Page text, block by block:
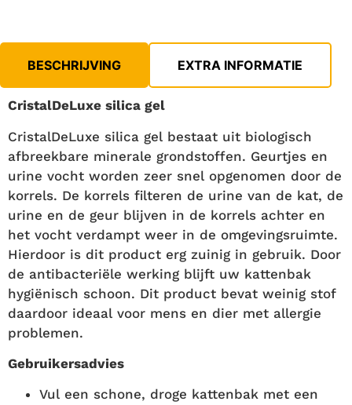
BESCHRIJVING EXTRA INFORMATIE
CristalDeLuxe silica gel
CristalDeLuxe silica gel bestaat uit biologisch
afbreekbare minerale grondstoffen. Geurtjes en
urine vocht worden zeer snel opgenomen door de
korrels. De korrels filteren de urine van de kat, de
urine en de geur blijven in de korrels achter en
het vocht verdampt weer in de omgevingsruimte.
Hierdoor is dit product erg zuinig in gebruik. Door
de antibacteriële werking blijft uw kattenbak
hygiënisch schoon. Dit product bevat weinig stof
daardoor ideaal voor mens en dier met allergie
problemen.
Gebruikersadvies
Vul een schone, droge kattenbak met een